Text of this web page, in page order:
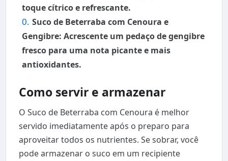
toque cítrico e refrescante.
Suco de Beterraba com Cenoura e
Gengibre: Acrescente um pedaço de gengibre
fresco para uma nota picante e mais
antioxidantes.
Como servir e armazenar
O Suco de Beterraba com Cenoura é melhor
servido imediatamente após o preparo para
aproveitar todos os nutrientes. Se sobrar, você
pode armazenar o suco em um recipiente